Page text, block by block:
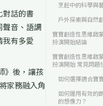
話的書
音、語調
有多愛
》後，讓孩
家務融入角
烹飪中的科學與
戶外探索與自然
寶寶創造性思維啟
扮演開始結論
寶寶創造性思維啟
扮演開始 常見問題
如何選擇適合寶
如何運用有效的
的想像力？